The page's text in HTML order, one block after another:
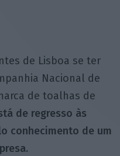
de Lisboa se ter
Nacional de
de toalhas de
de regresso às
conhecimento de um